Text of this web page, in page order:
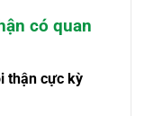
có quan
thận cực kỳ